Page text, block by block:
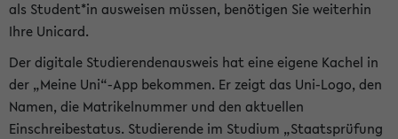
als Student*in ausweisen müssen, benötigen Sie weiterhin
Ihre Unicard.
Der digitale Studierendenausweis hat eine eigene Kachel in
der „Meine Uni“-App bekommen. Er zeigt das Uni-Logo, den
Namen, die Matrikelnummer und den aktuellen
Einschreibestatus. Studierende im Studium „Staatsprüfung